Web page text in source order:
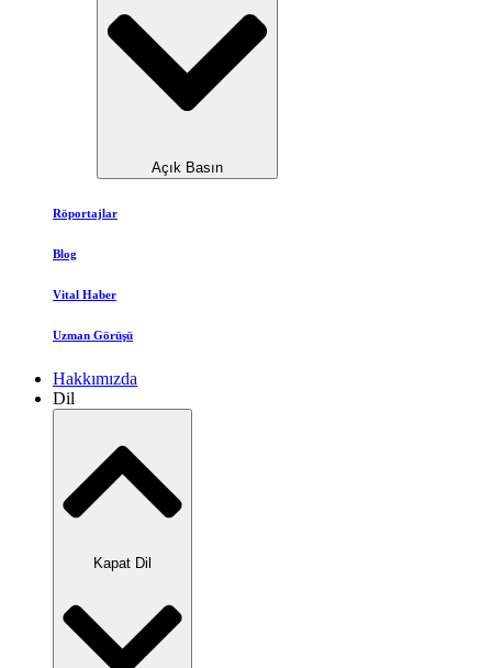
Açık Basın
Röportajlar
Blog
Vital Haber
Uzman Görüşü
Hakkımızda
Dil
Kapat Dil